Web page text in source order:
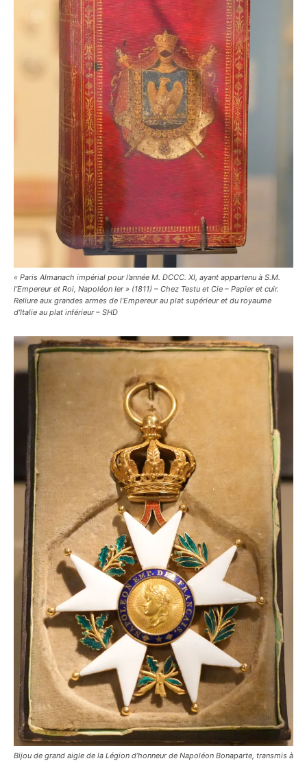
« Paris Almanach impérial pour l’année M. DCCC. XI, ayant appartenu à S.M.
l’Empereur et Roi, Napoléon Ier » (1811) – Chez Testu et Cie – Papier et cuir.
Reliure aux grandes armes de l’Empereur au plat supérieur et du royaume
d’Italie au plat inférieur – SHD
Bijou de grand aigle de la Légion d’honneur de Napoléon Bonaparte, transmis à